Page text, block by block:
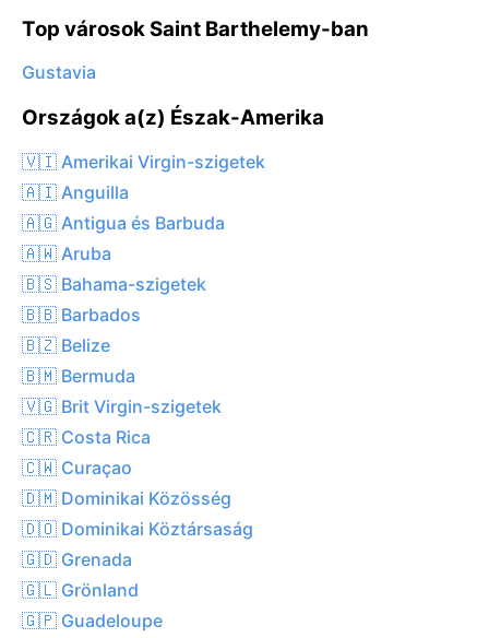
Top városok Saint Barthelemy-ban
Gustavia
Országok a(z) Észak-Amerika
🇻🇮 Amerikai Virgin-szigetek
🇦🇮 Anguilla
🇦🇬 Antigua és Barbuda
🇦🇼 Aruba
🇧🇸 Bahama-szigetek
🇧🇧 Barbados
🇧🇿 Belize
🇧🇲 Bermuda
🇻🇬 Brit Virgin-szigetek
🇨🇷 Costa Rica
🇨🇼 Curaçao
🇩🇲 Dominikai Közösség
🇩🇴 Dominikai Köztársaság
🇬🇩 Grenada
🇬🇱 Grönland
🇬🇵 Guadeloupe